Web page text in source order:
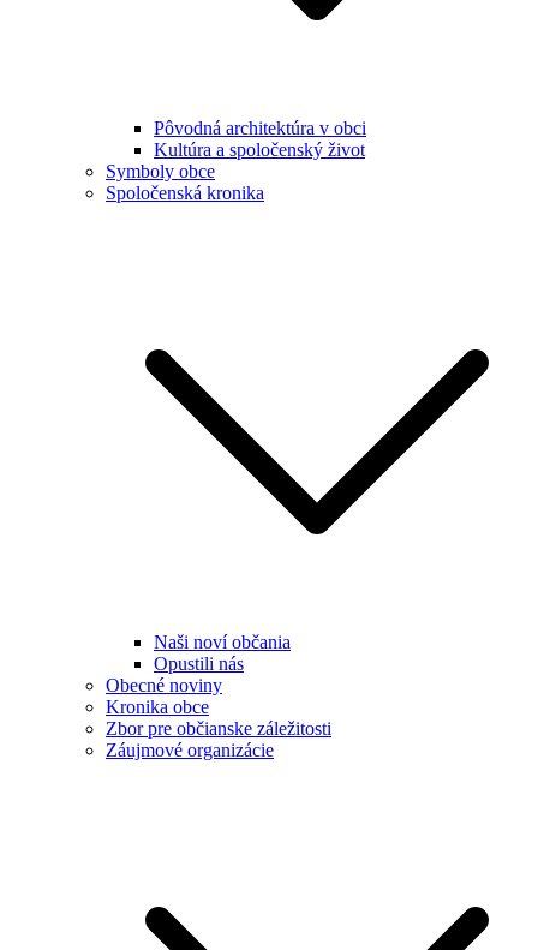
Pôvodná architektúra v obci
Kultúra a spoločenský život
Symboly obce
Spoločenská kronika
Naši noví občania
Opustili nás
Obecné noviny
Kronika obce
Zbor pre občianske záležitosti
Záujmové organizácie